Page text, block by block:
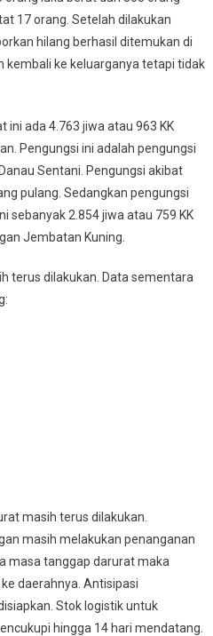
17 orang. Setelah dilakukan
hilang berhasil ditemukan di
ke keluarganya tetapi tidak
ini ada 4.763 jiwa atau 963 KK
Pengungsi ini adalah pengungsi
Sentani. Pengungsi akibat
pulang. Sedangkan pengungsi
sebanyak 2.854 jiwa atau 759 KK
Jembatan Kuning.
terus dilakukan. Data sementara
masih terus dilakukan.
masih melakukan penanganan
masa tanggap darurat maka
daerahnya. Antisipasi
Stok logistik untuk
hingga 14 hari mendatang.